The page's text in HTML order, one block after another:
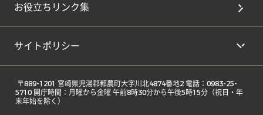
お役立ちリンク集
サイトポリシー
5710 開庁時間：月曜から金曜 午前8時30分から午後5時15分（祝日・年
末年始を除く）